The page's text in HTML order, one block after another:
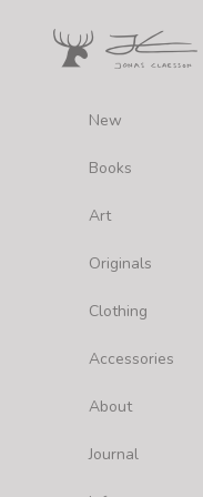
Jonas Claesson Shop
New
Books
Art
Originals
Clothing
Accessories
About
Journal